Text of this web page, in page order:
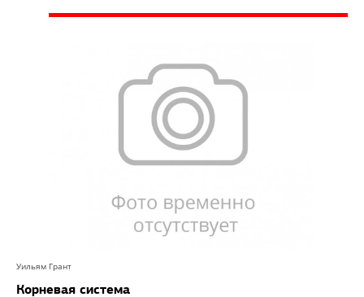
Уильям Грант
Корневая система